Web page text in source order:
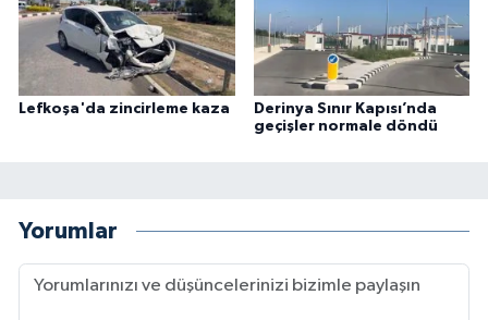
Lefkoşa'da zincirleme kaza
Derinya Sınır Kapısı’nda
geçişler normale döndü
Yorumlar